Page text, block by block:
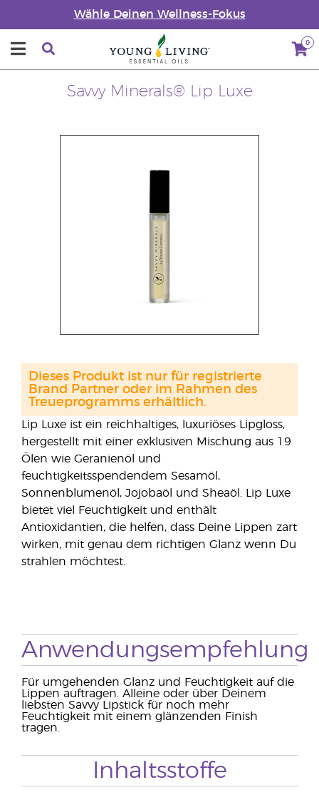
Wähle Deinen Wellness-Fokus
0
Savvy Minerals® Lip Luxe
Lip Luxe ist ein reichhaltiges, luxuriöses Lipgloss,
hergestellt mit einer exklusiven Mischung aus 19
Ölen wie Geranienöl und
feuchtigkeitsspendendem Sesamöl,
Sonnenblumenöl, Jojobaöl und Sheaöl. Lip Luxe
bietet viel Feuchtigkeit und enthält
Antioxidantien, die helfen, dass Deine Lippen zart
wirken, mit genau dem richtigen Glanz wenn Du
strahlen möchtest.
Dieses Produkt ist nur für registrierte
Brand Partner oder im Rahmen des
Treueprogramms erhältlich.
Anwendungsempfehlung
Für umgehenden Glanz und Feuchtigkeit auf die
Lippen auftragen. Alleine oder über Deinem
liebsten Savvy Lipstick für noch mehr
Feuchtigkeit mit einem glänzenden Finish
tragen.
Inhaltsstoffe